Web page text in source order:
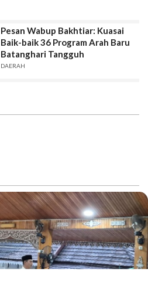
Pesan Wabup Bakhtiar: Kuasai
Baik-baik 36 Program Arah Baru
Batanghari Tangguh
DAERAH